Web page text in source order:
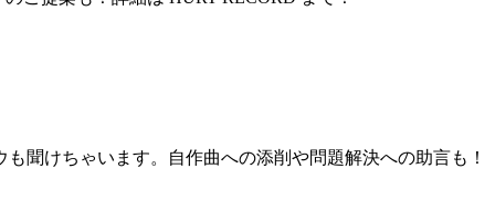
聞けちゃいます。自作曲への添削や問題解決への助言も！